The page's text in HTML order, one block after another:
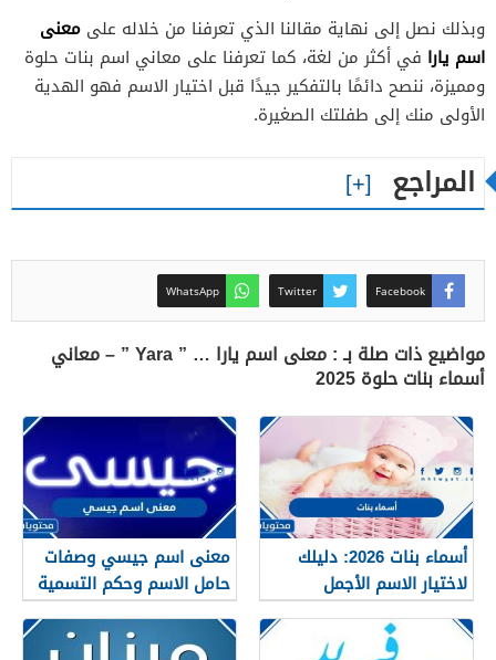
وبذلك نصل إلى نهاية مقالنا الذي تعرفنا من خلاله على معنى
اسم يارا في أكثر من لغة، كما تعرفنا على معاني اسم بنات حلوة
ومميزة، ننصح دائمًا بالتفكير جيدًا قبل اختيار الاسم فهو الهدية
الأولى منك إلى طفلتك الصغيرة.
المراجع
Facebook
Twitter
WhatsApp
مواضيع ذات صلة بـ : معنى اسم يارا … ” Yara ” – معاني
أسماء بنات حلوة 2025
أسماء بنات 2026: دليلك
لاختيار الاسم الأجمل
لمولودتك القادمة
معنى اسم جيسي وصفات
حامل الاسم وحكم التسمية
به في الإسلام